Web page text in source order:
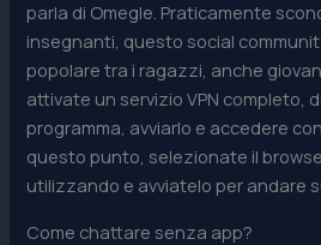
parla di Omegle. Praticamente
insegnanti, questo social
popolare tra i ragazzi, anche
attivate un servizio VPN completo,
programma, avviarlo e accedere
questo punto, selezionate il
utilizzando e avviatelo per andare
Come chattare senza app?